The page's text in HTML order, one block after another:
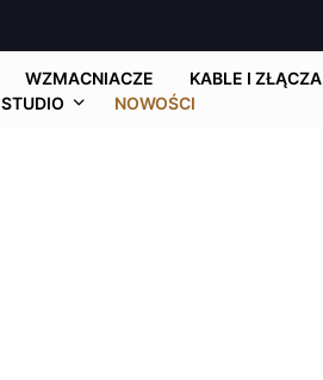
WZMACNIACZE KABLE I ZŁĄCZA
STUDIO NOWOŚCI